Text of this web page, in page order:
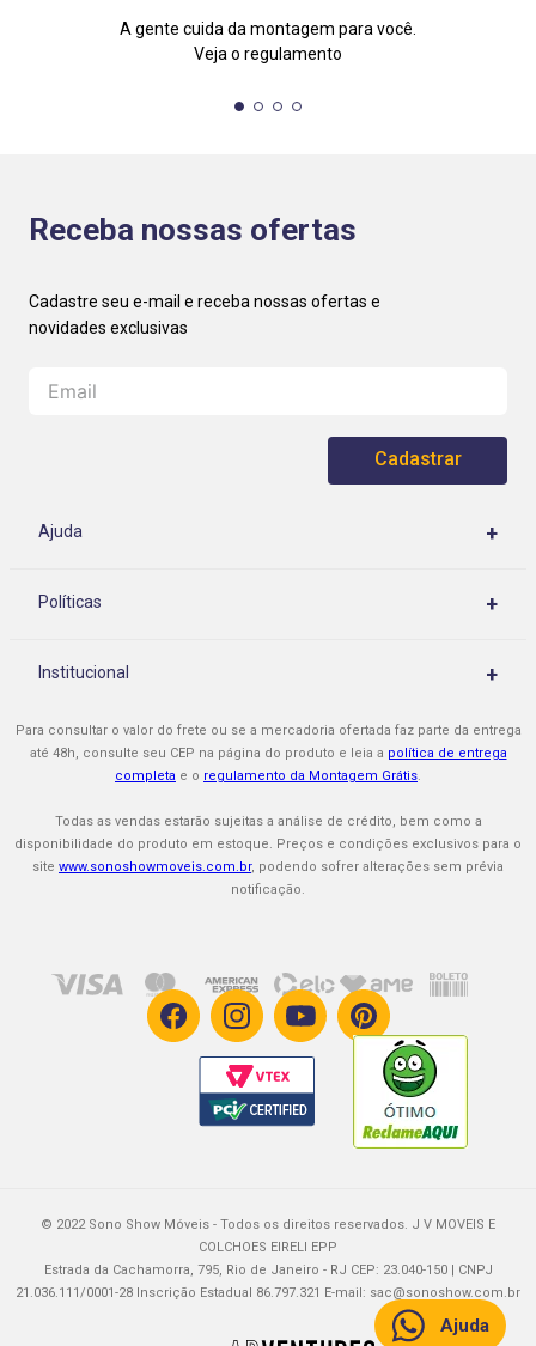
Ajuda
A gente cuida da montagem para você.
Veja o regulamento
Receba nossas ofertas
Cadastrar
Ajuda +
Rastrear meu pedido
Formas de Pagamento
Procon-RJ
Políticas +
Políticas de Entrega
Políticas de Montagem
Políticas de Assistência Técnica
Institucional +
Nossas Lojas
Faça seu Cartão Mastercard
Impermeabilização
Para consultar o valor do frete ou se a mercadoria ofertada faz parte da entrega
até 48h, consulte seu CEP na página do produto e leia a política de entrega
completa e o regulamento da Montagem Grátis.
Todas as vendas estarão sujeitas a análise de crédito, bem como a
disponibilidade do produto em estoque. Preços e condições exclusivos para o
site www.sonoshowmoveis.com.br, podendo sofrer alterações sem prévia
notificação.
© 2022 Sono Show Móveis - Todos os direitos reservados. J V MOVEIS E
COLCHOES EIRELI EPP
Estrada da Cachamorra, 795, Rio de Janeiro - RJ CEP: 23.040-150 | CNPJ
21.036.111/0001-28 Inscrição Estadual 86.797.321 E-mail: sac@sonoshow.com.br